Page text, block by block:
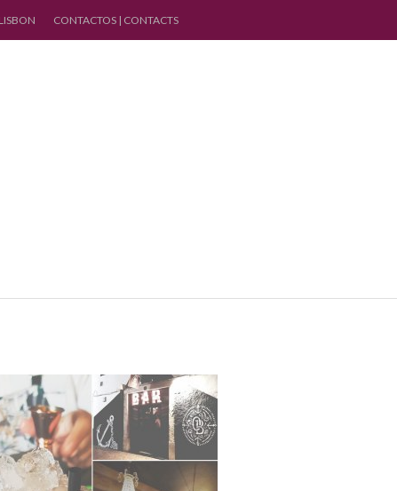
CONTACTOS | CONTACTS
16 Julho, 2019